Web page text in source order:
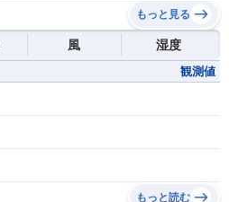
もっと見る
風 湿度
観測値
もっと読む